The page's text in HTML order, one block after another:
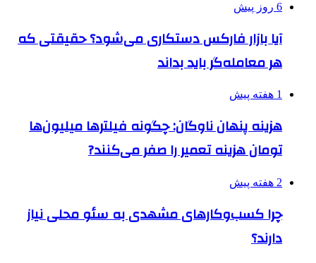
6 روز پیش
آیا بازار فارکس دستکاری می‌شود؟ حقیقتی که
هر معامله‌گر باید بداند
1 هفته پیش
هزینه پنهان ناوگان: چگونه فیلترها میلیون‌ها
تومان هزینه تعمیر را صفر می‌کنند?
2 هفته پیش
چرا کسب‌وکارهای مشهدی به سئو محلی نیاز
دارند؟